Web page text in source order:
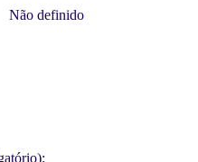
Não definido